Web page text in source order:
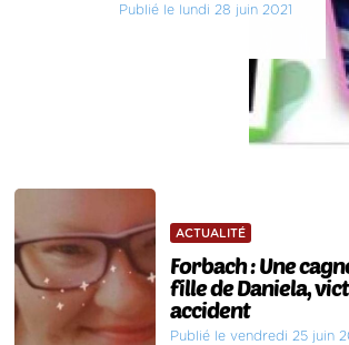
Publié le lundi 28 juin 2021
ACTUALITÉ
Forbach : Une
fille de Daniela,
accident
Publié le vendredi 25 juin